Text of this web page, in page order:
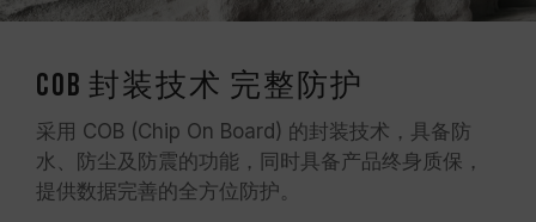
COB 封装技术 完整防护
采用 COB (Chip On Board) 的封装技术，具备防
水、防尘及防震的功能，同时具备产品终身质保，
提供数据完善的全方位防护。